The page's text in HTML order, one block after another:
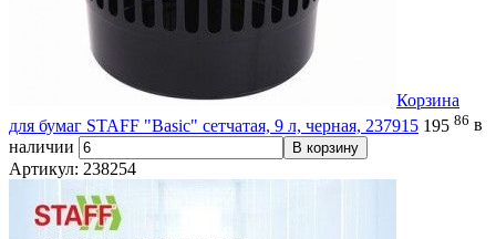
Корзина
для бумаг STAFF "Basic" сетчатая, 9 л, черная, 237915 195 86 в
наличии
В корзину
Артикул: 238254